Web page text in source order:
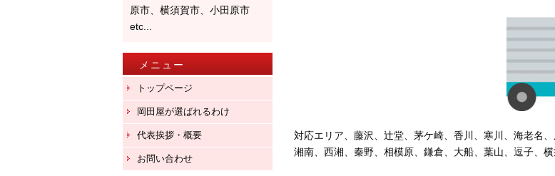
対応エリア、藤沢、辻堂、茅ケ崎、香川、寒川、海老名
湘南、西湘、秦野、相模原、鎌倉、大船、葉山、逗子、
原市、横須賀市、小田原市
etc...
メニュー
トップページ
岡田屋が選ばれるわけ
代表挨拶・概要
お問い合わせ